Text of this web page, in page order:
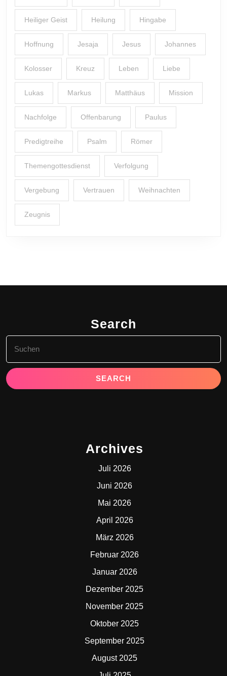
Heiliger Geist Heilung Hingabe
Hoffnung Jesaja Jesus Johannes
Kolosser Kreuz Leben Liebe
Lukas Markus Matthäus Mission
Nachfolge Offenbarung Paulus
Predigtreihe Psalm Römer
Themengottesdienst Verfolgung
Vergebung Vertrauen Weihnachten
Zeugnis
Search
for:
Archives
Juli 2026
Juni 2026
Mai 2026
April 2026
März 2026
Februar 2026
Januar 2026
Dezember 2025
November 2025
Oktober 2025
September 2025
August 2025